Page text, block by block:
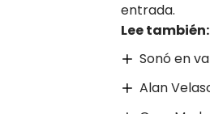
entrada.
Lee también:
Sonó en
Alan